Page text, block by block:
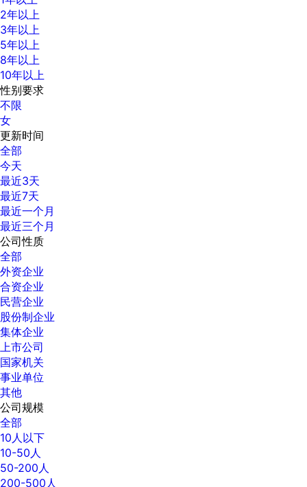
2年以上
3年以上
5年以上
8年以上
10年以上
性别要求
不限
女
更新时间
全部
今天
最近3天
最近7天
最近一个月
最近三个月
公司性质
全部
外资企业
合资企业
民营企业
股份制企业
集体企业
上市公司
国家机关
事业单位
其他
公司规模
全部
10人以下
10-50人
50-200人
200-500人